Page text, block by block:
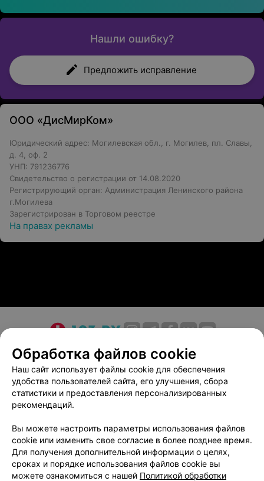
Нашли ошибку?
Предложить исправление
ООО «ДисМирКом»
Юридический адрес: Могилевская обл., г. Могилев, пл. Славы,
д. 4, оф. 2
УНП: 791236776
Свидетельство о регистрации от 14.08.2020
Регистрирующий орган: Администрация Ленинского района
г.Могилева
Зарегистрирован в Торговом реестре
На правах рекламы
О проекте Новости проекта
Размещение рекламы
Медицинский маркетинг
Публичный договор
Пользовательское соглашение
Способы оплаты
Вакансии
Партнеры
Написать в поддержку
Персональные настройки cookie
Обработка персональных данных
Обработка файлов cookie
Наш сайт использует файлы cookie для обеспечения
удобства пользователей сайта, его улучшения, сбора
статистики и предоставления персонализированных
рекомендаций.
Вы можете настроить параметры использования файлов
cookie или изменить свое согласие в более позднее время.
Для получения дополнительной информации о целях,
сроках и порядке использования файлов cookie вы
можете ознакомиться с нашей Политикой обработки